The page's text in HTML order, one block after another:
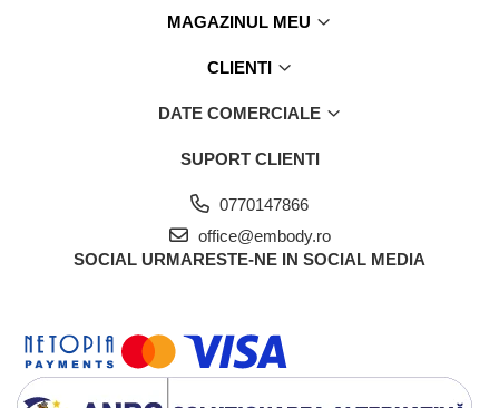
MAGAZINUL MEU
CLIENTI
DATE COMERCIALE
SUPORT CLIENTI
0770147866
office@embody.ro
SOCIAL URMARESTE-NE IN SOCIAL MEDIA